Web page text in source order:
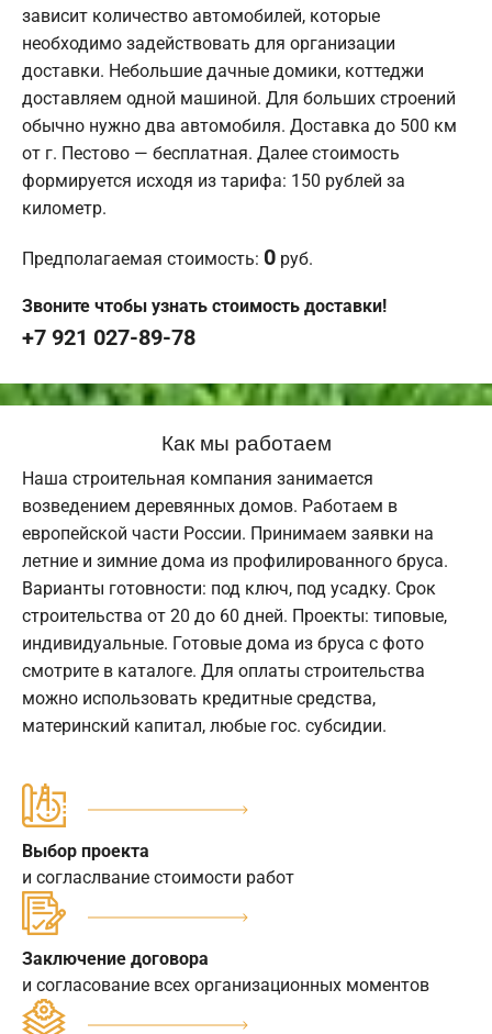
зависит количество автомобилей, которые
необходимо задействовать для организации
доставки. Небольшие дачные домики, коттеджи
доставляем одной машиной. Для больших строений
обычно нужно два автомобиля. Доставка до 500 км
от г. Пестово — бесплатная. Далее стоимость
формируется исходя из тарифа: 150 рублей за
километр.
Предполагаемая стоимость: 0 руб.
Звоните чтобы узнать стоимость доставки!
+7 921 027-89-78
Как мы работаем
Наша строительная компания занимается
возведением деревянных домов. Работаем в
европейской части России. Принимаем заявки на
летние и зимние дома из профилированного бруса.
Варианты готовности: под ключ, под усадку. Срок
строительства от 20 до 60 дней. Проекты: типовые,
индивидуальные. Готовые дома из бруса с фото
смотрите в каталоге. Для оплаты строительства
можно использовать кредитные средства,
материнский капитал, любые гос. субсидии.
Выбор проекта
и согласлвание стоимости работ
Заключение договора
и согласование всех организационных моментов